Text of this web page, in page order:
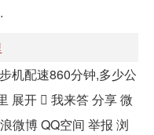
机配速860分钟,多少公
展开  我来答 分享 微
微博 QQ空间 举报 浏